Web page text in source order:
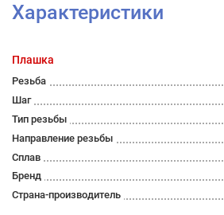
Характеристики
Плашка
Резьба
Шаг
Тип резьбы
Направление резьбы
Сплав
Бренд
Страна-производитель